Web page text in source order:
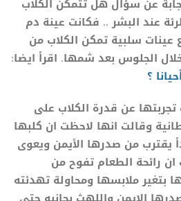
عن سؤال هل تتمكن الكلاب
عند البشر .. فكانت عينة دم
عينات سلبية تمكن الكلاب من
خلال الجلوس بعد شمها. اقرأ ايضا:
؟
عن قدرة الكلاب على
وقالت انها لاحظت ان كلبها
يقترب من صدرها الأيمن ويعوى
رائحة الطعام تفوح من
بتغير ملابسها ومحاولة تهدئته